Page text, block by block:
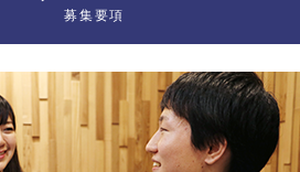
募集要項